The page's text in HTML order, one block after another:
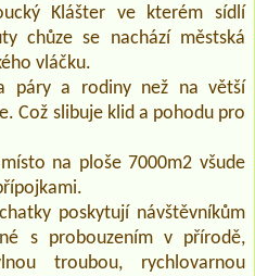
Klášter ve kterém sídlí
chůze se nachází městská
vláčku.
páry a rodiny než na větší
Což slibuje klid a pohodu pro
na ploše 7000m2 všude
poskytují návštěvníkům
s probouzením v přírodě,
troubou, rychlovarnou